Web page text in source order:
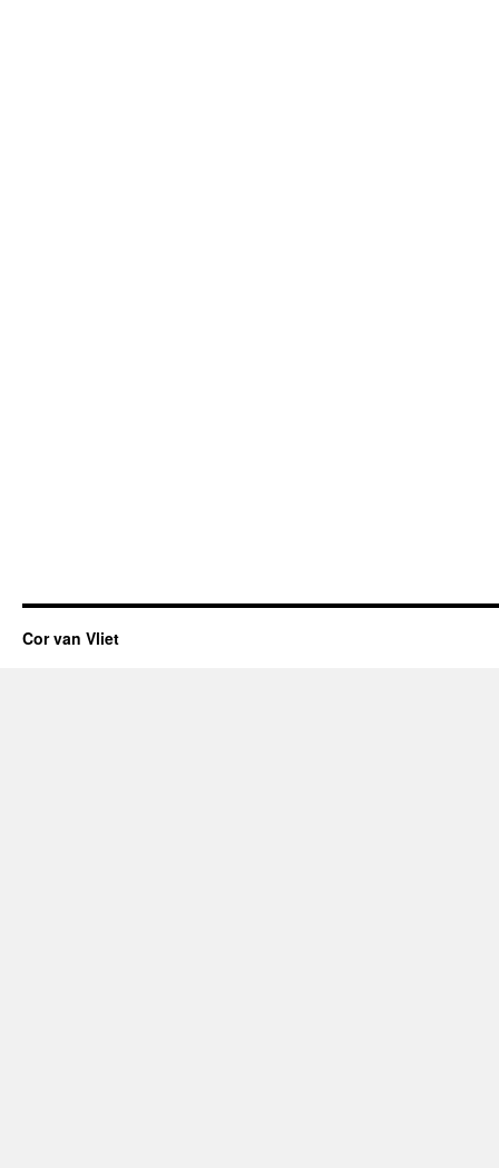
Cor van Vliet